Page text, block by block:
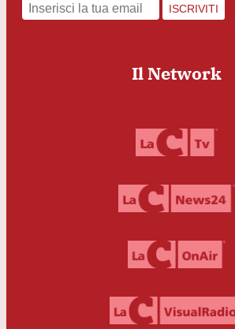
ISCRIVITI
Il Network